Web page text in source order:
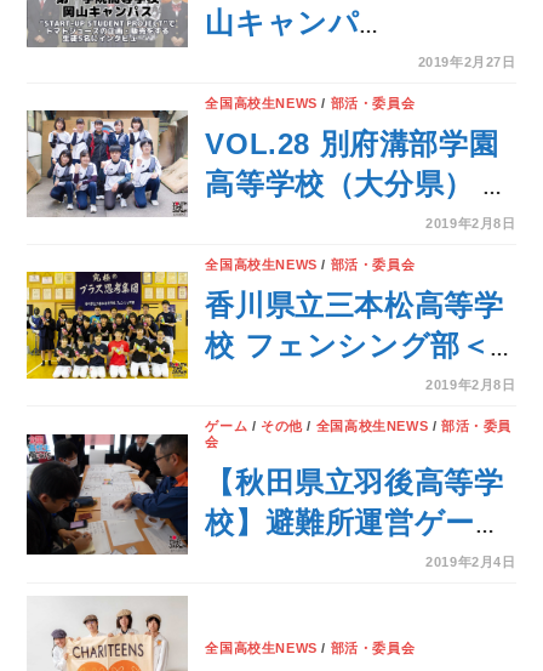
発!!
山キャンパ
ス】“START-UP
STUDENT
PROJECT”でトマト
ジュースの企画・販売
2019年2月27日
全国高校生NEWS / 部活・委員会
VOL.28 別府溝部学園
高等学校（大分県） ア
2019年2月8日
全国高校生NEWS / 部活・委員会
香川県立三本松高等学
校 フェンシング部＜
Supported by
MATCH Season7＞
2019年2月8日
ゲーム / その他/ 全国高校生NEWS / 部活・委員
会
【秋田県立羽後高等学
校】避難所運営ゲーム
HUG体験会in道の駅を
2019年2月4日
全国高校生NEWS / 部活・委員会